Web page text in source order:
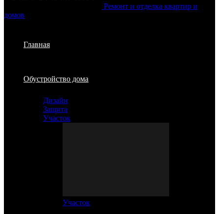
Ремонт и отделка квартир и
домов
Главная
Обустройство дома
Дизайн
Защита
Участок
Участок